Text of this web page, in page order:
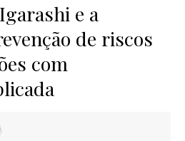
e a
de riscos
com